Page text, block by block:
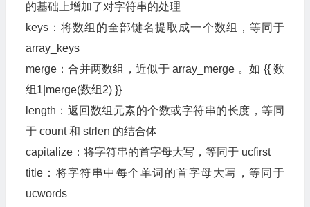
的基础上增加了对字符串的处理
keys：将数组的全部键名提取成一个数组，等同于
array_keys
merge：合并两数组，近似于 array_merge 。如 {{ 数
组1|merge(数组2) }}
length：返回数组元素的个数或字符串的长度，等同
于 count 和 strlen 的结合体
capitalize：将字符串的首字母大写，等同于 ucfirst
title：将字符串中每个单词的首字母大写，等同于
ucwords